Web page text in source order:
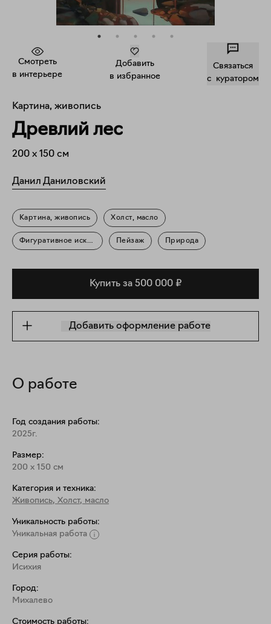
Смотреть
в интерьере
Добавить
в избранное
Связаться
c куратором
Картина, живопись
Древлий лес
200 x 150 см
Данил Даниловский
Картина, живопись Холст, масло
Фигуративное искусство Пейзаж Природа
Купить за 500 000 ₽
Добавить оформление работе
О работе
Год создания работы:
2025г.
Размер:
200 x 150 см
Категория и техника:
Живопись, Холст, масло
Уникальность работы:
Уникальная работа
Серия работы:
Исихия
Город:
Михалево
Стоимость работы: